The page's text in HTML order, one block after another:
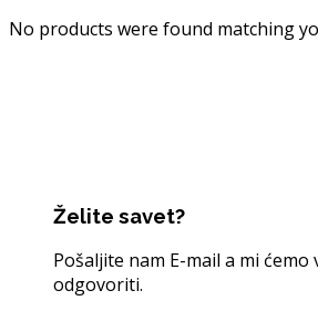
No products were found matching
Želite savet?
Pošaljite nam E-mail a mi ćemo
odgovoriti.